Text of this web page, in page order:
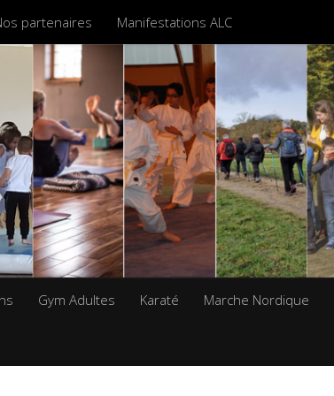
partenaires Manifestations ALC
Gym Adultes Karaté Marche Nordique